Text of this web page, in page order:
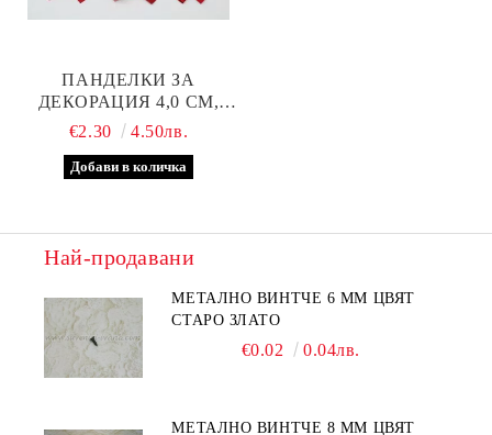
ПАНДЕЛКИ ЗА
ДЕКОРАЦИЯ 4,0 СМ,
ТЪМНОЧЕРВЕНИ
€2.30 4.50лв.
Най-продавани
МЕТАЛНО ВИНТЧЕ 6 ММ ЦВЯТ
СТАРО ЗЛАТО
€0.02 0.04лв.
МЕТАЛНО ВИНТЧЕ 8 ММ ЦВЯТ